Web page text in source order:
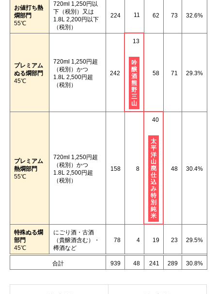
お値打ち熱
燗部門
55℃
720ml 1,250円以
下（税別）又は
1.8L 2,200円以下
（税別）
224 11 62 73 32.6%
プレミアム
ぬる燗部門
45℃
720ml 1,250円超
（税別）かつ
1.8L 2,500円超
（税別）
242
13
吟
醸
酒
熊
野
三
山
58 71 29.3%
プレミアム
熱燗部門
55℃
720ml 1,250円超
（税別）かつ
1.8L 2,500円超
（税別）
158 8
40
太
平
洋
山
廃
仕
込
み
特
別
純
米
48 30.4%
特殊ぬる燗
部門
45℃
にごり酒・古酒
（貴醸酒含む）・
樽酒など
78 4 19 23 29.5%
合計 939 48 241 289 30.8%